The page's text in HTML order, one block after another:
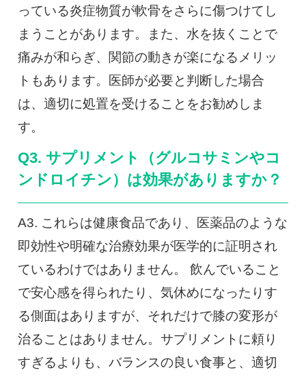
っている炎症物質が軟骨をさらに傷つけてし
まうことがあります。また、水を抜くことで
痛みが和らぎ、関節の動きが楽になるメリッ
トもあります。医師が必要と判断した場合
は、適切に処置を受けることをお勧めしま
す。
Q3. サプリメント（グルコサミンやコ
ンドロイチン）は効果がありますか？
A3. これらは健康食品であり、医薬品のような
即効性や明確な治療効果が医学的に証明され
ているわけではありません。 飲んでいること
で安心感を得られたり、気休めになったりす
る側面はありますが、それだけで膝の変形が
治ることはありません。サプリメントに頼り
すぎるよりも、バランスの良い食事と、適切